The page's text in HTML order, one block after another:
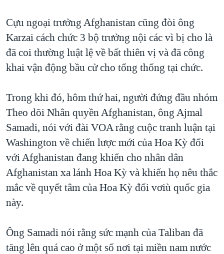
TRỊNH VĨNH BÌNH VS. CHÍNH PHỦ VIỆT NAM
NGƯ DÂN VIỆT VÀ LÀN SÓNG TRỘM HẢI SÂM
BÊN KIA QUỐC LỘ: TIẾNG VỌNG TỪ NÔNG THÔN MỸ
Cựu ngoại trưởng Afghanistan cũng đòi ông
Karzai cách chức 3 bộ trưởng nội các vì bị cho là
đã coi thường luật lệ về bất thiên vị và đã công
khai vận động bầu cử cho tổng thống tại chức.
Trong khi đó, hôm thứ hai, người đứng đầu nhóm
Theo dõi Nhân quyền Afghanistan, ông Ajmal
Samadi, nói với đài VOA rằng cuộc tranh luận tại
Washington về chiến lược mới của Hoa Kỳ đối
với Afghanistan đang khiến cho nhân dân
Afghanistan xa lánh Hoa Kỳ và khiến họ nêu thắc
mắc về quyết tâm của Hoa Kỳ đối vơiù quốc gia
này.
Ông Samadi nói rằng sức mạnh của Taliban đã
tăng lên quá cao ở một số nơi tại miền nam nước